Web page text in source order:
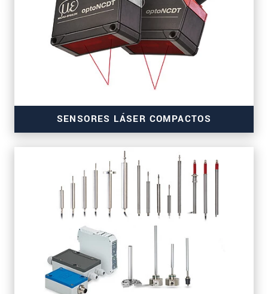
SENSORES LÁSER COMPACTOS
para activos OEM y aplicaciones en serie